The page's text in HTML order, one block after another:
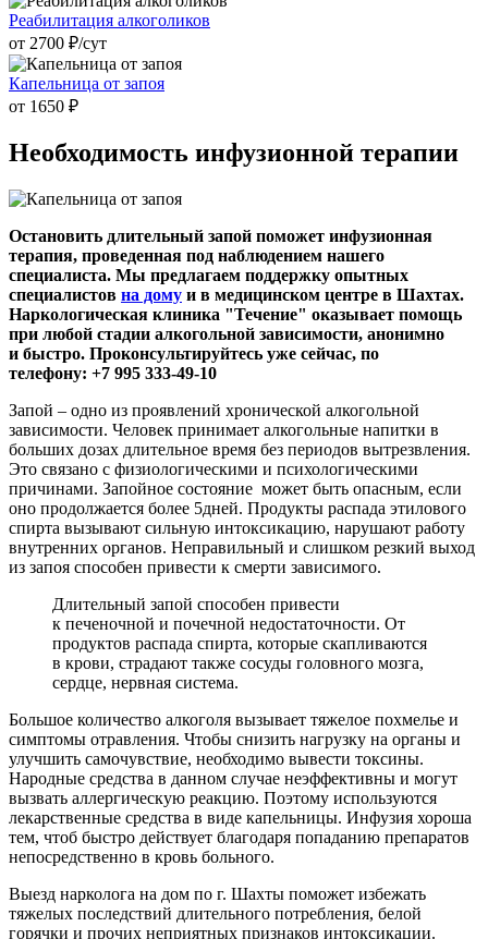
Реабилитация алкоголиков
от 2700 ₽/cут
Капельница от запоя
от 1650 ₽
Необходимость инфузионной терапии
Остановить длительный запой поможет инфузионная
терапия, проведенная под наблюдением нашего
специалиста. Мы предлагаем поддержку опытных
специалистов на дому и в медицинском центре в Шахтах.
Наркологическая клиника "Течение" оказывает помощь
при любой стадии алкогольной зависимости, анонимно
и быстро. Проконсультируйтесь уже сейчас, по
телефону: +7 995 333-49-10
Запой – одно из проявлений хронической алкогольной
зависимости. Человек принимает алкогольные напитки в
больших дозах длительное время без периодов вытрезвления.
Это связано с физиологическими и психологическими
причинами. Запойное состояние может быть опасным, если
оно продолжается более 5дней. Продукты распада этилового
спирта вызывают сильную интоксикацию, нарушают работу
внутренних органов. Неправильный и слишком резкий выход
из запоя способен привести к смерти зависимого.
Длительный запой способен привести
к печеночной и почечной недостаточности. От
продуктов распада спирта, которые скапливаются
в крови, страдают также сосуды головного мозга,
сердце, нервная система.
Большое количество алкоголя вызывает тяжелое похмелье и
симптомы отравления. Чтобы снизить нагрузку на органы и
улучшить самочувствие, необходимо вывести токсины.
Народные средства в данном случае неэффективны и могут
вызвать аллергическую реакцию. Поэтому используются
лекарственные средства в виде капельницы. Инфузия хороша
тем, чтоб быстро действует благодаря попаданию препаратов
непосредственно в кровь больного.
Выезд нарколога на дом по г. Шахты поможет избежать
тяжелых последствий длительного потребления, белой
горячки и прочих неприятных признаков интоксикации.